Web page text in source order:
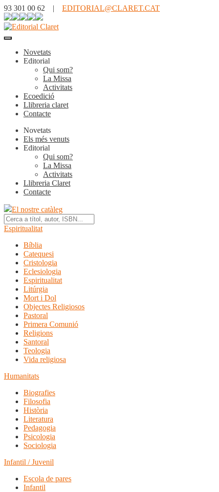
93 301 00 62 | EDITORIAL@CLARET.CAT
Novetats
Editorial
Qui som?
La Missa
Activitats
Ecoedició
Llibreria claret
Contacte
Novetats
Els més venuts
Editorial
Qui som?
La Missa
Activitats
Llibreria Claret
Contacte
El nostre catàleg
Espiritualitat
Bíblia
Catequesi
Cristologia
Eclesiologia
Espiritualitat
Litúrgia
Mort i Dol
Objectes Religiosos
Pastoral
Primera Comunió
Religions
Santoral
Teologia
Vida religiosa
Humanitats
Biografies
Filosofia
Història
Literatura
Pedagogia
Psicologia
Sociologia
Infantil / Juvenil
Escola de pares
Infantil